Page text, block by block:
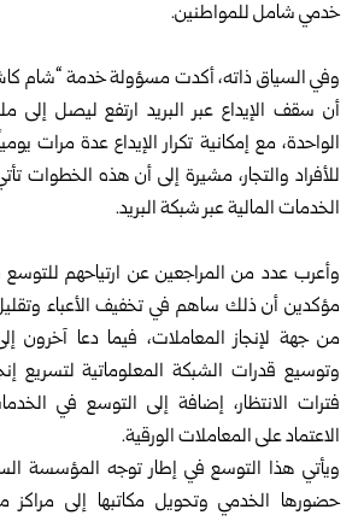
خدمي شامل للمواطنين.
وفي السياق ذاته، أكدت مسؤولة خدمة “شام
أن سقف الإيداع عبر البريد ارتفع ليصل إلى
الواحدة، مع إمكانية تكرار الإيداع عدة مرات
للأفراد والتجار، مشيرة إلى أن هذه الخطوات
الخدمات المالية عبر شبكة البريد.
وأعرب عدد من المراجعين عن ارتياحهم للتوسع
مؤكدين أن ذلك ساهم في تخفيف الأعباء
من جهة لإنجاز المعاملات، فيما دعا آخرون إلى
وتوسيع قدرات الشبكة المعلوماتية لتسريع
فترات الانتظار، إضافة إلى التوسع في
الاعتماد على المعاملات الورقية.
ويأتي هذا التوسع في إطار توجه المؤسسة
حضورها الخدمي وتحويل مكاتبها إلى مراكز